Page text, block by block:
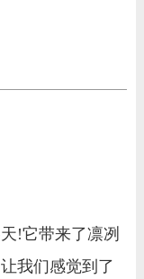
!它带来了凛冽
我们感觉到了